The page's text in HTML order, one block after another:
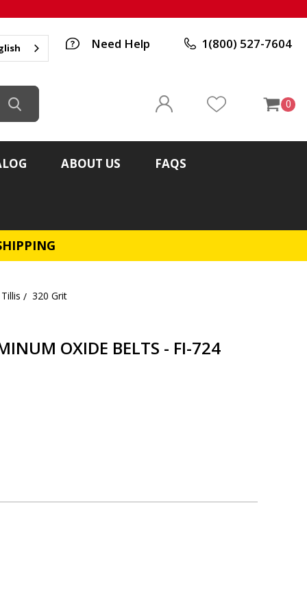
Need Help 1(800) 527-7604
0
ABOUT US FAQS
320 Grit
OXIDE BELTS - FI-724